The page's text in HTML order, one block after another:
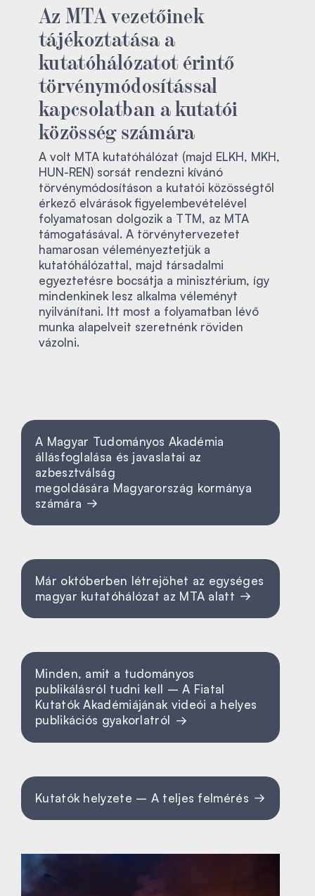
Az MTA vezetőinek
tájékoztatása a
kutatóhálózatot érintő
törvénymódosítással
kapcsolatban a kutatói
közösség számára
A volt MTA kutatóhálózat (majd ELKH, MKH,
HUN-REN) sorsát rendezni kívánó
törvénymódosításon a kutatói közösségtől
érkező elvárások figyelembevételével
folyamatosan dolgozik a TTM, az MTA
támogatásával. A törvénytervezetet
hamarosan véleményeztetjük a
kutatóhálózattal, majd társadalmi
egyeztetésre bocsátja a minisztérium, így
mindenkinek lesz alkalma véleményt
nyilvánítani. Itt most a folyamatban lévő
munka alapelveit szeretnénk röviden
vázolni.
A Magyar Tudományos Akadémia
állásfoglalása és javaslatai az
azbesztválság
megoldására Magyarország kormánya
számára
Már októberben létrejöhet az egységes
magyar kutatóhálózat az MTA alatt
Minden, amit a tudományos
publikálásról tudni kell – A Fiatal
Kutatók Akadémiájának videói a helyes
publikációs gyakorlatról
Kutatók helyzete – A teljes felmérés